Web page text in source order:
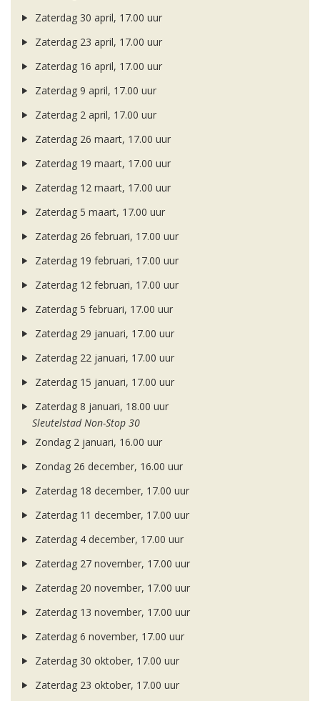
Zaterdag 30 april, 17.00 uur
Zaterdag 23 april, 17.00 uur
Zaterdag 16 april, 17.00 uur
Zaterdag 9 april, 17.00 uur
Zaterdag 2 april, 17.00 uur
Zaterdag 26 maart, 17.00 uur
Zaterdag 19 maart, 17.00 uur
Zaterdag 12 maart, 17.00 uur
Zaterdag 5 maart, 17.00 uur
Zaterdag 26 februari, 17.00 uur
Zaterdag 19 februari, 17.00 uur
Zaterdag 12 februari, 17.00 uur
Zaterdag 5 februari, 17.00 uur
Zaterdag 29 januari, 17.00 uur
Zaterdag 22 januari, 17.00 uur
Zaterdag 15 januari, 17.00 uur
Zaterdag 8 januari, 18.00 uur
Sleutelstad Non-Stop 30
Zondag 2 januari, 16.00 uur
Zondag 26 december, 16.00 uur
Zaterdag 18 december, 17.00 uur
Zaterdag 11 december, 17.00 uur
Zaterdag 4 december, 17.00 uur
Zaterdag 27 november, 17.00 uur
Zaterdag 20 november, 17.00 uur
Zaterdag 13 november, 17.00 uur
Zaterdag 6 november, 17.00 uur
Zaterdag 30 oktober, 17.00 uur
Zaterdag 23 oktober, 17.00 uur